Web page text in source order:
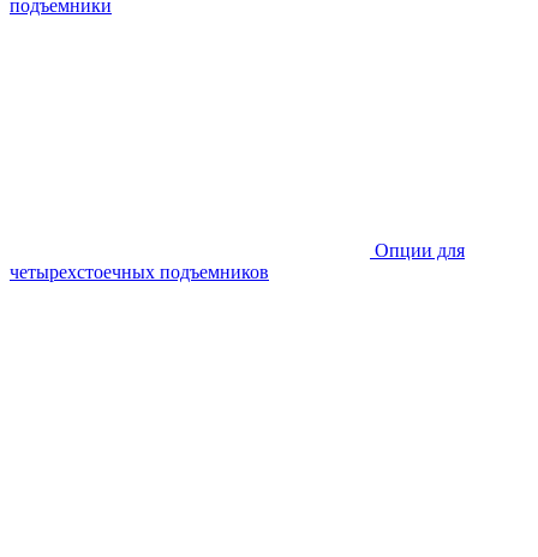
подъемники
Опции для
четырехстоечных подъемников